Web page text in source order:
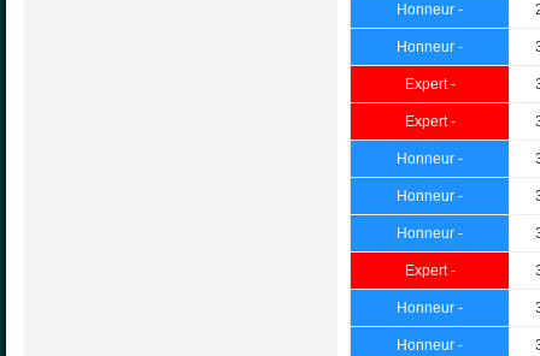
Honneur -
Honneur -
Expert -
Expert -
Honneur -
Honneur -
Honneur -
Expert -
Honneur -
Honneur -